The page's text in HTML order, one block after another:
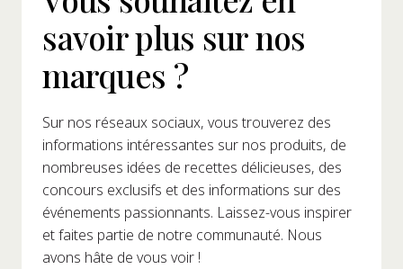
savoir plus sur nos
marques ?
Sur nos réseaux sociaux, vous trouverez des
informations intéressantes sur nos produits, de
nombreuses idées de recettes délicieuses, des
concours exclusifs et des informations sur des
événements passionnants. Laissez-vous inspirer
et faites partie de notre communauté. Nous
avons hâte de vous voir !